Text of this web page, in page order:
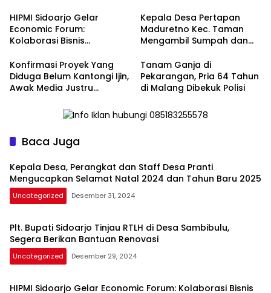
Baru 2025
HIPMI Sidoarjo Gelar
Economic Forum:
Kolaborasi Bisnis
Baru
Kepala Desa Pertapan
Maduretno Kec. Taman
Mengambil Sumpah dan
Konfirmasi Proyek Yang
Diduga Belum Kantongi Ijin,
Awak Media Justru
Pembangunan
Tanam Ganja di
Pekarangan, Pria 64 Tahun
di Malang Dibekuk Polisi
Baca Juga
Kepala Desa, Perangkat dan Staff Desa Pranti
Mengucapkan Selamat Natal 2024 dan Tahun Baru 2025
Uncategorized Desember 31, 2024
Plt. Bupati Sidoarjo Tinjau RTLH di Desa Sambibulu,
Segera Berikan Bantuan Renovasi
Uncategorized Desember 29, 2024
HIPMI Sidoarjo Gelar Economic Forum: Kolaborasi Bisnis